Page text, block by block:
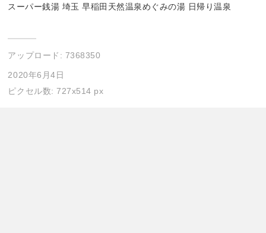
スーパー銭湯 埼玉 早稲田天然温泉めぐみの湯 日帰り温泉
アップロード: 7368350
2020年6月4日
ピクセル数: 727x514 px